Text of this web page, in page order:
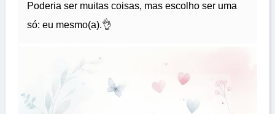
Poderia ser muitas coisas, mas escolho ser uma
só: eu mesmo(a).👌